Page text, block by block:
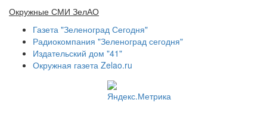
Окружные СМИ ЗелАО
Газета "Зеленоград Сегодня"
Радиокомпания "Зеленоград сегодня"
Издательский дом "41"
Окружная газета Zelao.ru